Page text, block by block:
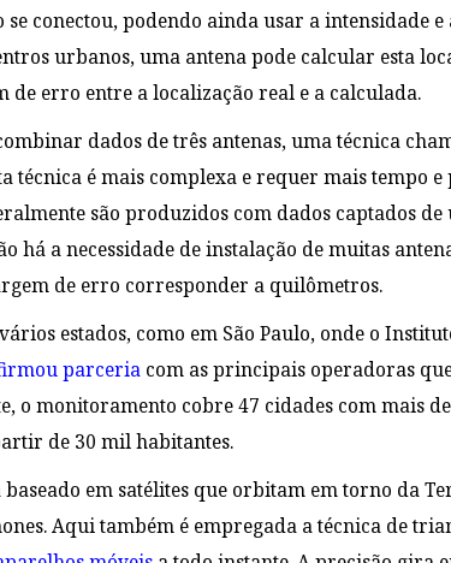
conectou, podendo ainda usar a intensidade
urbanos, uma antena pode calcular esta
de erro entre a localização real e a calculada.
dados de três antenas, uma técnica
técnica é mais complexa e requer mais tempo
são produzidos com dados captados
há a necessidade de instalação de muitas
de erro corresponder a quilômetros.
estados, como em São Paulo, onde o
parceria com as principais operadoras
o monitoramento cobre 47 cidades com mais
de 30 mil habitantes.
baseado em satélites que orbitam em torno da
Aqui também é empregada a técnica de